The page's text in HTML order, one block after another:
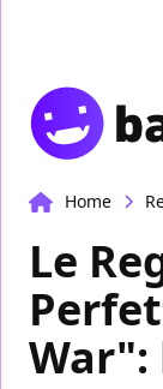
Home
Le
War":